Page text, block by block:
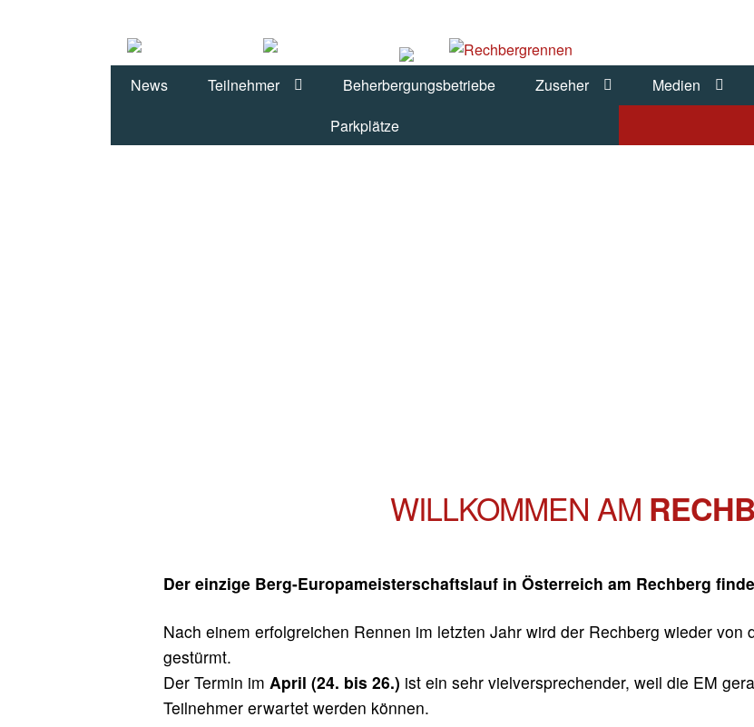
Zur
Navigation
springen
Zum
Inhalt
springen
News Teilnehmer Beherbergungsbetriebe Zuseher Medien
Parkplätze
WILLKOMMEN AM
Der einzige Berg-Europameisterschaftslauf in Österreich am Rechberg
Nach einem erfolgreichen Rennen im letzten Jahr wird der Rechberg wieder von
gestürmt.
Der Termin imApril (24. bis 26.) ist ein sehr vielversprechender, weil die EM
Teilnehmer erwartet werden können.